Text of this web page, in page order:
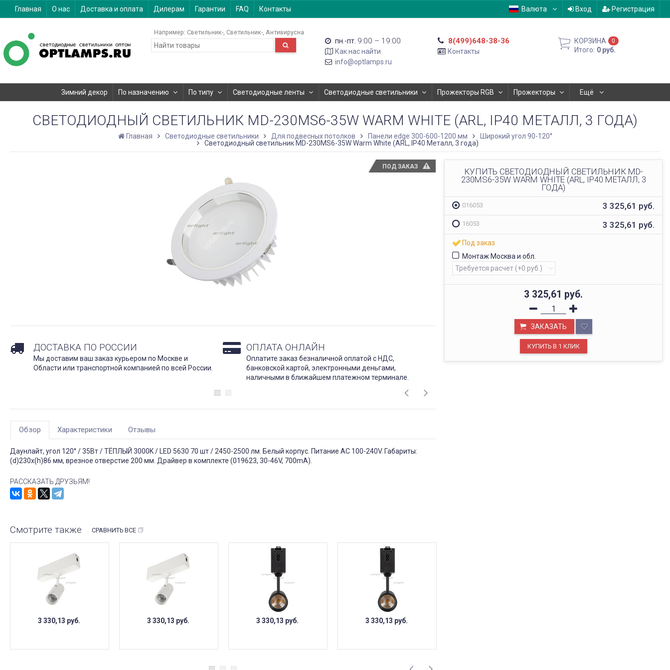
Главная О нас Доставка и оплата Дилерам Гарантии FAQ Контакты Валюта Вход Регистрация
Например: Светильник- Светильник- Антивирусна
пн.-пт. 9:00 – 19:00
Как нас найти
info@optlamps.ru
8(499)648-38-36
Контакты
КОРЗИНА 0
Итого: 0 руб.
Зимний декор По назначению По типу Светодиодные ленты Светодиодные светильники Прожекторы RGB Прожекторы Ещё
СВЕТОДИОДНЫЙ СВЕТИЛЬНИК MD-230MS6-35W WARM WHITE (ARL, IP40 МЕТАЛЛ, 3 ГОДА)
Главная Светодиодные светильники Для подвесных потолков Панели edge 300-600-1200 мм
Широкий угол 90-120°
Светодиодный светильник MD-230MS6-35W Warm White (ARL, IP40 Металл, 3 года)
ПОД ЗАКАЗ
КУПИТЬ СВЕТОДИОДНЫЙ СВЕТИЛЬНИК MD-
230MS6-35W WARM WHITE (ARL, IP40 МЕТАЛЛ, 3
ГОДА)
016053 3 325,61 руб.
16053 3 325,61 руб.
Под заказ
Монтаж Москва и обл.
3 325,61 руб.
ЗАКАЗАТЬ
ДОСТАВКА ПО РОССИИ
Мы доставим ваш заказ курьером по Москве и
Области или транспортной компанией по всей России.
ОПЛАТА ОНЛАЙН
Оплатите заказ безналичной оплатой с НДС,
банковской картой, электронными деньгами,
наличными в ближайшем платежном терминале.
ОФИС В МОСКВЕ
Обзор Характеристики Отзывы
Даунлайт, угол 120° / 35Вт / ТЁПЛЫЙ 3000K / LED 5630 70 шт / 2450-2500 лм. Белый корпус. Питание AC 100-240V. Габариты:
(d)230х(h)86 мм, врезное отверстие 200 мм. Драйвер в комплекте (019623, 30-46V, 700mA).
РАССКАЗАТЬ ДРУЗЬЯМ!
Смотрите также СРАВНИТЬ ВСЕ
3 330,13 руб. 3 330,13 руб. 3 330,13 руб. 3 330,13 руб.